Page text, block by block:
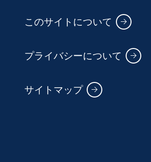
このサイトについて
プライバシーについて
サイトマップ